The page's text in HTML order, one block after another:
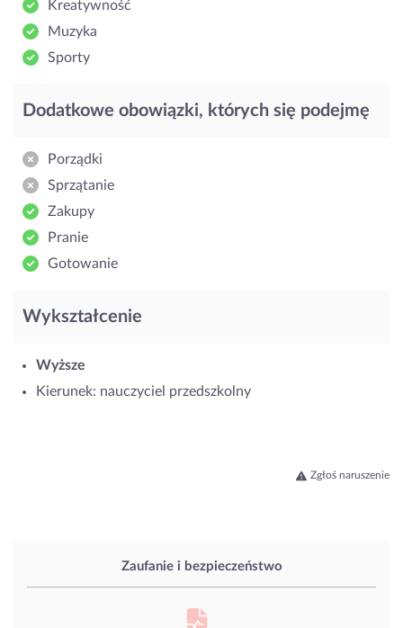
Zaufanie i bezpieczeństwo
Kreatywność
Muzyka
Sporty
Dodatkowe obowiązki, których się podejmę
Porządki
Sprzątanie
Zakupy
Pranie
Gotowanie
Wykształcenie
Wyższe
Kierunek: nauczyciel przedszkolny
Zgłoś naruszenie